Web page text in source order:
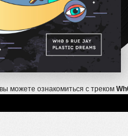
можете ознакомиться с треком